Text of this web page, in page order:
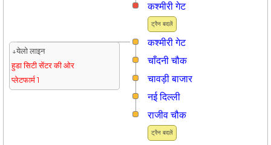
ट्रैन बदलें
कश्मीरी गेट
कश्मीरी गेट
↓येलो लाइन
हुडा सिटी सेंटर की ओर
प्लेटफार्म 1
चाँदनी चौक
चावड़ी बाजार
नई दिल्ली
ट्रैन बदलें
राजीव चौक